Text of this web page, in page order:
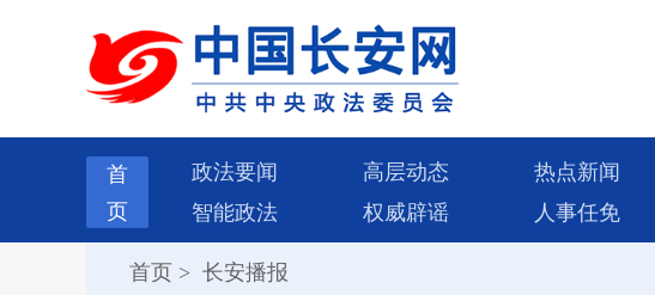
首
页
政法要闻 高层动态 热点新闻
智能政法
权威辟谣 人事任免
首页 > 长安播报